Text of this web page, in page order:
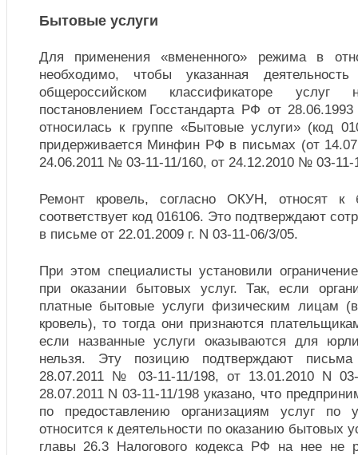
Бытовые услуги
Для применения «вмененного» режима в
необходимо, чтобы указанная
общероссийском классификаторе услуг
постановлением Госстандарта РФ от
относилась к группе «Бытовые услуги» (код
придерживается Минфин РФ в письмах (от
24.06.2011 № 03-11-11/160, от 24.12.2010 № 03-11-
Ремонт кровель, согласно ОКУН, относят
соответствует код 016106. Это подтверждают
в письме от 22.01.2009 г. N 03-11-06/3/05.
При этом специалисты установили
при оказании бытовых услуг. Так, если
платные бытовые услуги физическим лицам
кровель), то тогда они признаются
если названные услуги оказываются для
нельзя. Эту позицию подтверждают
28.07.2011 № 03-11-11/198, от 13.01.2010 N
28.07.2011 N 03-11-11/198 указано, что
по предоставлению организациям услуг по
относится к деятельности по оказанию бытовых
главы 26.3 Налогового кодекса РФ на нее не